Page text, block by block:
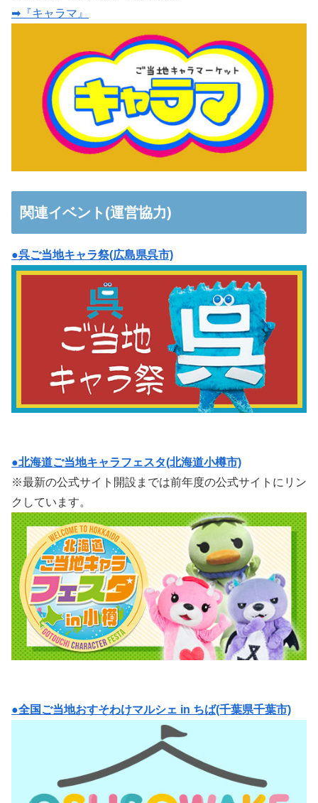
➡『キャラマ』
関連イベント(運営協力)
●呉ご当地キャラ祭(広島県呉市)
●北海道ご当地キャラフェスタ(北海道小樽市)
※最新の公式サイト開設までは前年度の公式サイトにリン
クしています。
●全国ご当地おすそわけマルシェ in ちば(千葉県千葉市)